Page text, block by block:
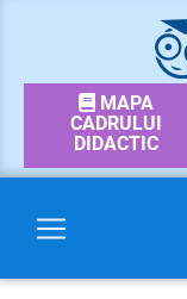
MAPA
CADRULUI
DIDACTIC